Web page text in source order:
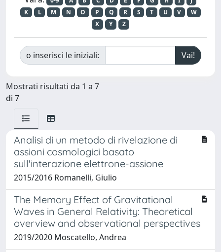
K
L M N O P Q R S T U V
W
X
Y Z
o inserisci le iniziali:
Mostrati risultati da 1 a 7
di 7
Analisi di un metodo di rivelazione di
assioni cosmologici basato
sull'interazione elettrone-assione
2015/2016 Romanelli, Giulio
The Memory Effect of Gravitational
Waves in General Relativity: Theoretical
overview and observational perspectives
2019/2020 Moscatello, Andrea